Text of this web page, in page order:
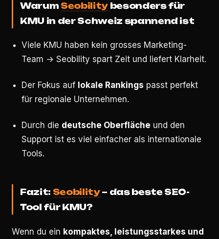
Warum Seobility besonders für
KMU in der Schweiz spannend ist
Viele KMU haben kein grosses Marketing-
Team → Seobility spart Zeit und liefert Klarheit.
Der Fokus auf lokale Rankings passt perfekt
für regionale Unternehmen.
Durch die deutsche Oberfläche und den
Support ist es viel einfacher als internationale
Tools.
Fazit: Seobility– das beste SEO-
Tool für KMU?
Wenn du ein kompaktes, leistungsstarkes und